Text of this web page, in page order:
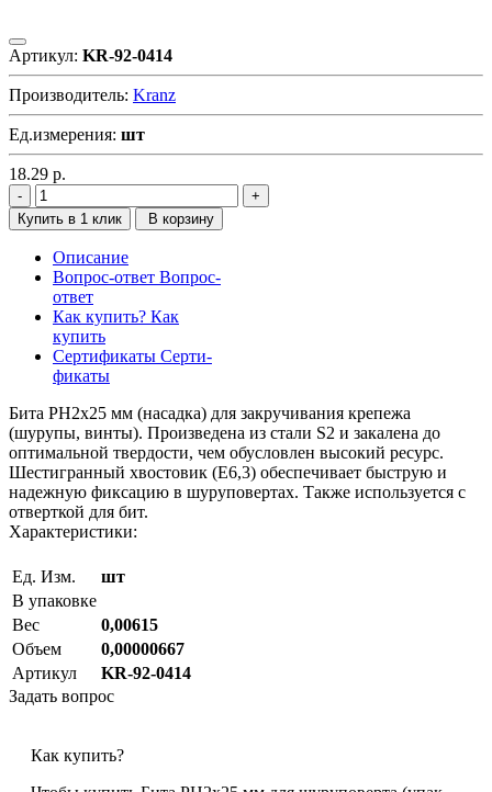
Артикул: KR-92-0414
Производитель: Kranz
Ед.измерения: шт
18.29 р.
Купить в 1 клик В корзину
Описание
Вопрос-ответ Вопрос-
ответ
Как купить? Как
купить
Сертификаты Серти-
фикаты
Бита PH2х25 мм (насадка) для закручивания крепежа
(шурупы, винты). Произведена из стали S2 и закалена до
оптимальной твердости, чем обусловлен высокий ресурс.
Шестигранный хвостовик (Е6,3) обеспечивает быструю и
надежную фиксацию в шуруповертах. Также используется с
отверткой для бит.
Характеристики:
Ед. Изм.
шт
В упаковке
Вес
0,00615
Объем
0,00000667
Артикул
KR-92-0414
Задать вопрос
Как купить?